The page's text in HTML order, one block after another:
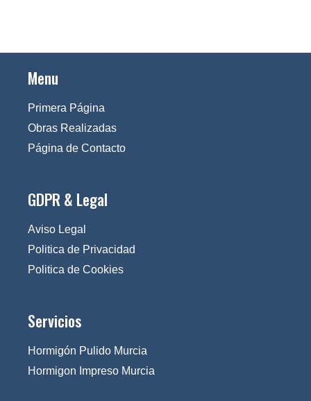
Menu
Primera Página
Obras Realizadas
Página de Contacto
GDPR & Legal
Aviso Legal
Politica de Privacidad
Politica de Cookies
Servicios
Hormigón Pulido Murcia
Hormigon Impreso Murcia